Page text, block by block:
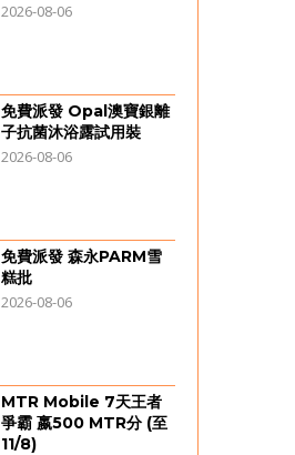
2026-08-06
免費派發 Opal澳寶銀離
子抗菌沐浴露試用裝
2026-08-06
免費派發 森永PARM雪
糕批
2026-08-06
MTR Mobile 7天王者
爭霸 嬴500 MTR分 (至
11/8)